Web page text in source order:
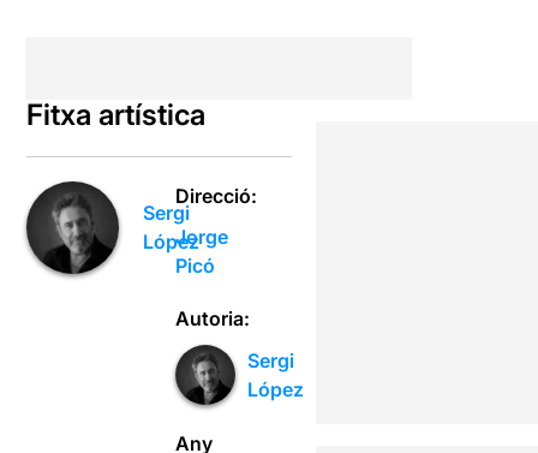
Fitxa artística
Sergi
López
Direcció:
Jorge
Picó
Autoria:
Sergi
López
Any